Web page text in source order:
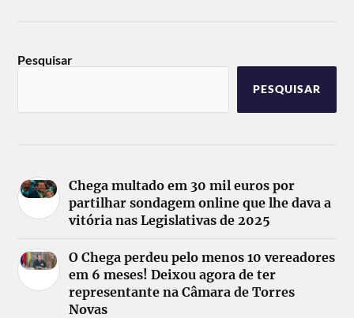
Pesquisar
PESQUISAR
Chega multado em 30 mil euros por
partilhar sondagem online que lhe dava a
vitória nas Legislativas de 2025
O Chega perdeu pelo menos 10 vereadores
em 6 meses! Deixou agora de ter
representante na Câmara de Torres
Novas